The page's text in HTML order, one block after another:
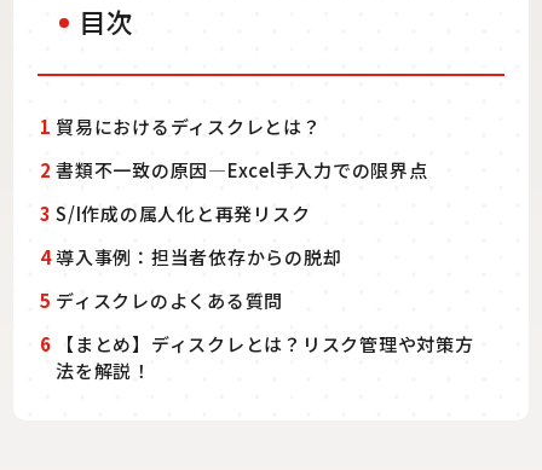
目次
1 貿易におけるディスクレとは？
2 書類不一致の原因—Excel手入力での限界点
3 S/I作成の属人化と再発リスク
4導入事例：担当者依存からの脱却
5 ディスクレのよくある質問
6 【まとめ】ディスクレとは？リスク管理や対策方
法を解説！